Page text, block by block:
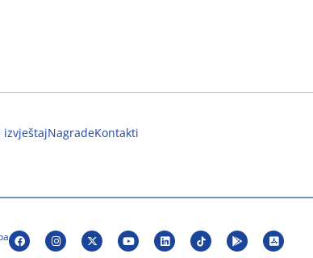
izvještajNagradeKontakti